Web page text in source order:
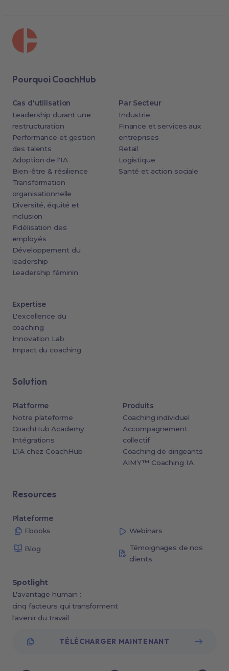
Pourquoi CoachHub
Cas d'utilisation
Leadership durant une
restructuration
Performance et gestion
des talents
Adoption de l'IA
Bien-être & résilience
Transformation
organisationnelle
Diversité, équité et
inclusion
Fidélisation des
employés
Développement du
leadership
Leadership féminin
Par Secteur
Industrie
Finance et services aux
entreprises
Retail
Logistique
Santé et action sociale
Expertise
L'excellence du
coaching
Innovation Lab
Impact du coaching
Solution
Platforme
Notre plateforme
CoachHub Academy
Intégrations
L’IA chez CoachHub
Produits
Coaching individuel
Accompagnement
collectif
Coaching de dirigeants
AIMY™ Coaching IA
Resources
Plateforme
Ebooks
Webinars
Blog
Témoignages de nos
clients
Spotlight
L'avantage humain :
cinq facteurs qui transforment
l'avenir du travail
TÉLÉCHARGER MAINTENANT